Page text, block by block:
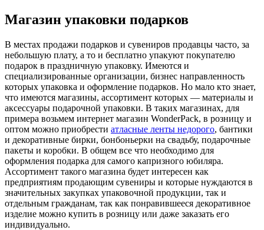
Магазин упаковки подарков
В местах продажи подарков и сувениров продавцы часто, за
небольшую плату, а то и бесплатно упакуют покупателю
подарок в праздничную упаковку. Имеются и
специализированные организации, бизнес направленность
которых упаковка и оформление подарков. Но мало кто знает,
что имеются магазины, ассортимент которых — материалы и
аксессуары подарочной упаковки. В таких магазинах, для
примера возьмем интернет магазин WonderPack, в розницу и
оптом можно приобрести атласные ленты недорого, бантики
и декоративные бирки, бонбоньерки на свадьбу, подарочные
пакеты и коробки. В общем все что необходимо для
оформления подарка для самого капризного юбиляра.
Ассортимент такого магазина будет интересен как
предприятиям продающим сувениры и которые нуждаются в
значительных закупках упаковочной продукции, так и
отдельным гражданам, так как понравившееся декоративное
изделие можно купить в розницу или даже заказать его
индивидуально.